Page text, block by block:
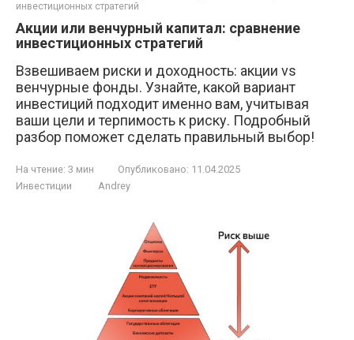
инвестиционных стратегий
Акции или венчурный капитал: сравнение
инвестиционных стратегий
Взвешиваем риски и доходность: акции vs
венчурные фонды. Узнайте, какой вариант
инвестиций подходит именно вам, учитывая
ваши цели и терпимость к риску. Подробный
разбор поможет сделать правильный выбор!
На чтение: 3 мин Опубликовано: 11.04.2025
Инвестиции
Andrey